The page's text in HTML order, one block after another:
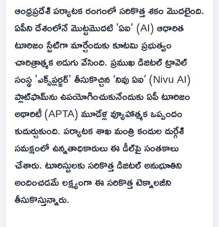
ఆంధ్రప్రదేశ్ పర్యాటక రంగంలో సరికొత్త శకం మొదలైంది.
ఏపీని దేశంలోనే మొట్టమొదటి 'ఏఐ' (AI) ఆధారిత
టూరిజం స్టేట్‌గా మార్చేందుకు కూటమి ప్రభుత్వం
చారిత్రాత్మక అడుగు వేసింది. ప్రముఖ డిజిటల్ ట్రావెల్
సంస్థ 'ఎక్స్‌ప్లర్జర్‌' తీసుకొచ్చిన ‘నివు ఏఐ’ (Nivu AI)
ప్లాట్‌ఫామ్‌ను ఉపయోగించుకునేందుకు ఏపీ టూరిజం
అథారిటీ (APTA) మూడేళ్ల వ్యూహాత్మక ఒప్పందం
కుదుర్చుకుంది. పర్యాటక శాఖ మంత్రి కందుల దుర్గేశ్‌
సమక్షంలో ఉన్నతాధికారులు ఈ డీల్‌పై సంతకాలు
చేశారు. టూరిస్టులకు సరికొత్త డిజిటల్ అనుభూతిని
అందించడమే లక్ష్యంగా ఈ సరికొత్త టెక్నాలజీని
తీసుకొస్తున్నారు.